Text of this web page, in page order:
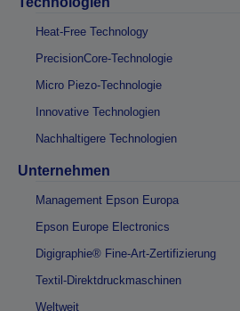
Heat-Free Technology
PrecisionCore-Technologie
Micro Piezo-Technologie
Innovative Technologien
Nachhaltigere Technologien
Unternehmen
Management Epson Europa
Epson Europe Electronics
Digigraphie® Fine-Art-Zertifizierung
Textil-Direktdruckmaschinen
Weltweit